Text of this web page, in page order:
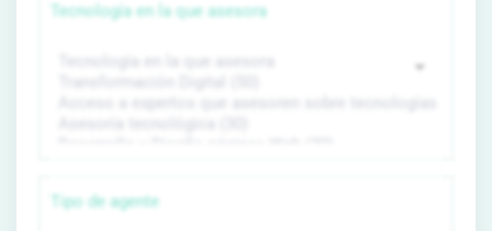
Tecnología en la que asesora
Tipo de agente